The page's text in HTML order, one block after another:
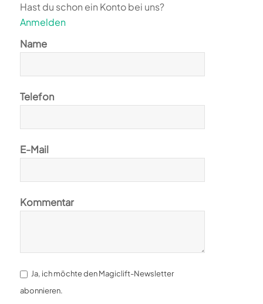
Hast du schon ein Konto bei uns?
Anmelden
Name
Telefon
E-Mail
Kommentar
Ja, ich möchte den Magiclift-Newsletter
abonnieren.